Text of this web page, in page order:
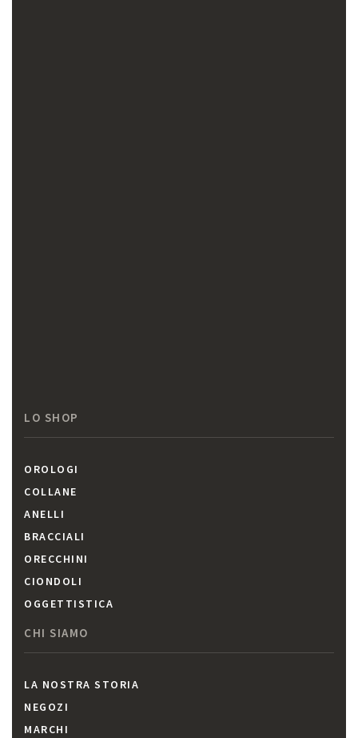
LO SHOP
OROLOGI
COLLANE
ANELLI
BRACCIALI
ORECCHINI
CIONDOLI
OGGETTISTICA
CHI SIAMO
LA NOSTRA STORIA
NEGOZI
MARCHI